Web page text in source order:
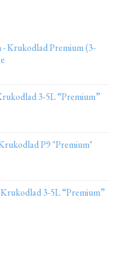
- Krukodlad Premium (3-
3-5L “Premium”
P9 "Premium"
3-5L “Premium”